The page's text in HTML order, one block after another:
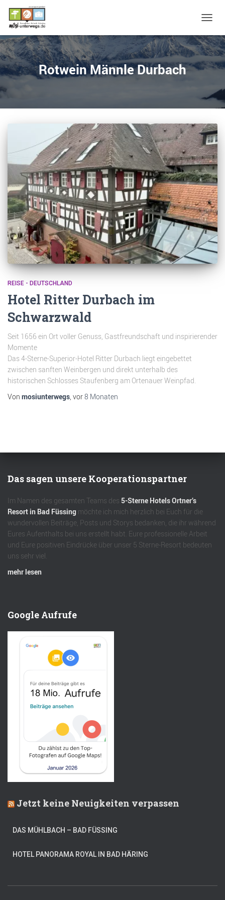
Rotwein Männle Durbach
REISE - DEUTSCHLAND
Hotel Ritter Durbach im
Schwarzwald
Seit 1656 ein Ort voller Genuss, Gastfreundschaft und inspirierender
Momente
Das 4-Sterne-Superior-Hotel Ritter Durbach liegt eingebettet
zwischen sanften Weinbergen und direkt unterhalb des
historischen Schlosses Staufenberg am Ortenauer Weinpfad.
Von mosiunterwegs , vor8 Monaten
Das sagen unsere Kooperationspartner
Im Namen des gesamten Teams des 5-Sterne Hotels Ortner’s
Resort in Bad Füssing möchte ich mich herzlich bei Euch für die
wundervollen Beiträge, Posts und Storys bedanken, die ihr während
Eures Aufenthalts bei uns erstellt habt. Eure professionelle Arbeit
und Eure positiven Eindrücke über unser 5 Sterne-Resort bedeuten
uns sehr viel.
mehr lesen
Google Aufrufe
Jetzt keine Neuigkeiten verpassen
DAS MÜHLBACH – BAD FÜSSING
HOTEL PANORAMA ROYAL IN BAD HÄRING